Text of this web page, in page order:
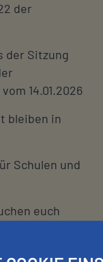
der
der Sitzung
14.01.2026
bleiben in
Schulen und
euch